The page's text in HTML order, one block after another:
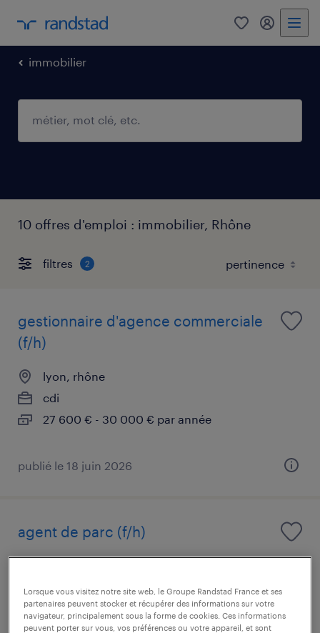
0 mon
immobilier
10 offres d'emploi : immobilier, Rhône
filtres 2
gestionnaire d'agence commerciale
(f/h)
lyon, rhône
cdi
27 600 € - 30 000 € par année
publié le 18 juin 2026
agent de parc (f/h)
intérim
12,50 € par heure
Lorsque vous visitez notre site web, le Groupe Randstad France et ses
partenaires peuvent stocker et récupérer des informations sur votre
navigateur, principalement sous la forme de cookies. Ces informations
peuvent porter sur vous, vos préférences ou votre appareil, et sont